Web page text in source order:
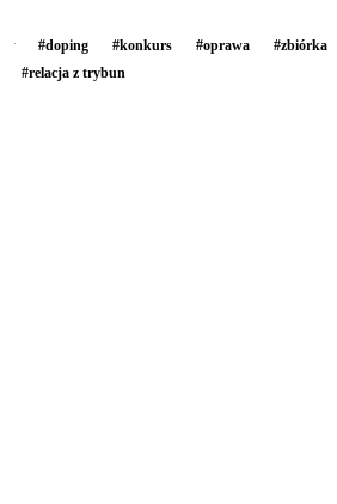
#doping #konkurs #oprawa #zbiórka
#relacja z trybun